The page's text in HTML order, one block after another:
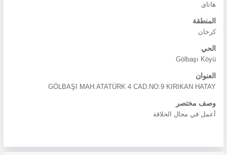
هاتاي
المنطقة
كرخان
الحي
Gölbaşı Köyü
العنوان
GÖLBAŞI MAH.ATATÜRK 4 CAD.NO:9 KIRIKAN HATAY
وصف مختصر
أعمل في مجال الحلاقة